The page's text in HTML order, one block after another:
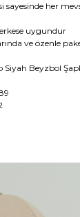
sayesinde her
uygundur
ve özenle
Siyah Beyzbol